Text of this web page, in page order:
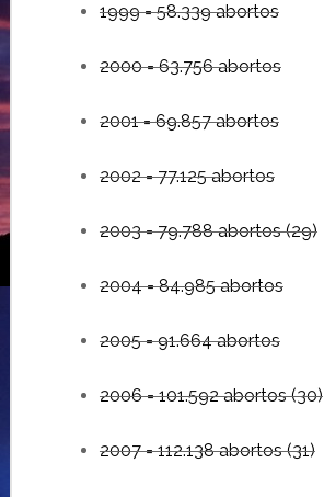
1999 = 58.339 abortos
2000 = 63.756 abortos
2001 = 69.857 abortos
2002 = 77.125 abortos
2003 = 79.788 abortos (29)
2004 = 84.985 abortos
2005 = 91.664 abortos
2006 = 101.592 abortos (30)
2007 = 112.138 abortos (31)